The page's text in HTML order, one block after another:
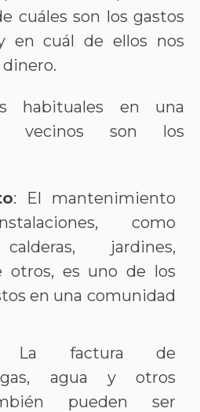
cuáles son los gastos
en cuál de ellos nos
habituales en una
vecinos son los
: El mantenimiento
como
jardines,
otros, es uno de los
en una comunidad
factura de
gas, agua y otros
pueden ser